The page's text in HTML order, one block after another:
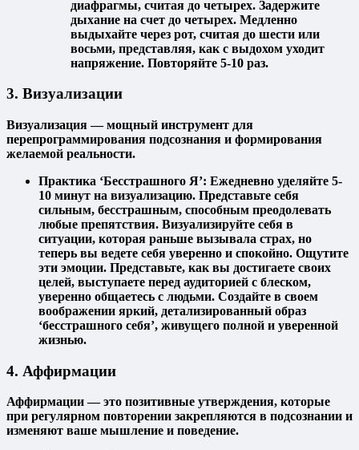
диафрагмы, считая до четырех. Задержите
дыхание на счет до четырех. Медленно
выдыхайте через рот, считая до шести или
восьми, представляя, как с выдохом уходит
напряжение. Повторяйте 5-10 раз.
3. Визуализации
Визуализация — мощный инструмент для
перепрограммирования подсознания и формирования
желаемой реальности.
Практика ‘Бесстрашного Я’: Ежедневно уделяйте 5-
10 минут на визуализацию. Представьте себя
сильным, бесстрашным, способным преодолевать
любые препятствия. Визуализируйте себя в
ситуации, которая раньше вызывала страх, но
теперь вы ведете себя уверенно и спокойно. Ощутите
эти эмоции. Представьте, как вы достигаете своих
целей, выступаете перед аудиторией с блеском,
уверенно общаетесь с людьми. Создайте в своем
воображении яркий, детализированный образ
‘бесстрашного себя’, живущего полной и уверенной
жизнью.
4. Аффирмации
Аффирмации — это позитивные утверждения, которые
при регулярном повторении закрепляются в подсознании и
изменяют ваше мышление и поведение.